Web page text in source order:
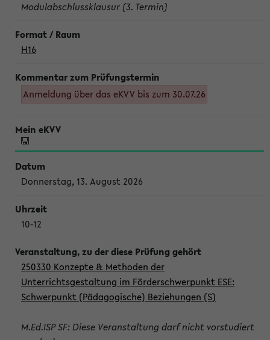
Modulabschlussklausur (3. Termin)
H16
Anmeldung über das eKVV bis zum 30.07.26
Donnerstag, 13. August 2026
10-12
250330 Konzepte & Methoden der
Unterrichtsgestaltung im Förderschwerpunkt ESE:
Schwerpunkt (Pädagogische) Beziehungen (S)
M.Ed.ISP SF: Diese Veranstaltung darf nicht vorstudiert